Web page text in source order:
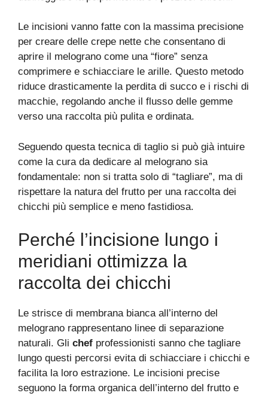
Le incisioni vanno fatte con la massima precisione
per creare delle crepe nette che consentano di
aprire il melograno come una “fiore” senza
comprimere e schiacciare le arille. Questo metodo
riduce drasticamente la perdita di succo e i rischi di
macchie, regolando anche il flusso delle gemme
verso una raccolta più pulita e ordinata.
Seguendo questa tecnica di taglio si può già intuire
come la cura da dedicare al melograno sia
fondamentale: non si tratta solo di “tagliare”, ma di
rispettare la natura del frutto per una raccolta dei
chicchi più semplice e meno fastidiosa.
Perché l’incisione lungo i
meridiani ottimizza la
raccolta dei chicchi
Le strisce di membrana bianca all’interno del
melograno rappresentano linee di separazione
naturali. Gli chef professionisti sanno che tagliare
lungo questi percorsi evita di schiacciare i chicchi e
facilita la loro estrazione. Le incisioni precise
seguono la forma organica dell’interno del frutto e